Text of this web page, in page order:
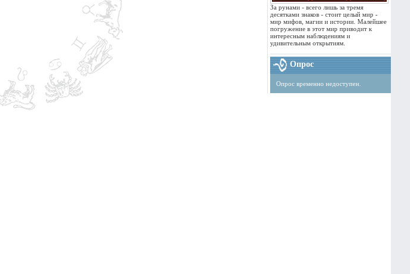
За рунами - всего лишь за тремя
десятками знаков - стоит целый мир -
мир мифов, магии и истории. Малейшее
погружение в этот мир приводит к
интересным наблюдениям и
удивительным открытиям.
Опрос
Опрос временно недоступен.